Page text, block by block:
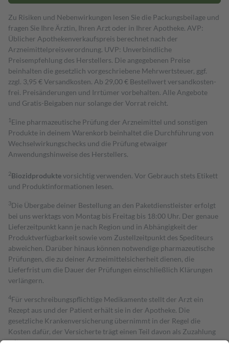
Zu Risiken und Nebenwirkungen lesen Sie die Packungsbeilage und
fragen Sie Ihre Ärztin, Ihren Arzt oder in Ihrer Apotheke. AVP:
Üblicher Apothekenverkaufspreis berechnet nach der
Arzneimittelpreisverordnung. UVP: Unverbindliche
Preisempfehlung des Herstellers. Die angegebenen Preise
beinhalten die gesetzlich vorgeschriebene Mehrwertsteuer, ggf.
zzgl. 3,95 € Versandkosten. Ab 29,00 € Bestell­wert versand­kosten­
frei. Preisänderungen und Irrtümer vorbehalten. Alle Angebote
und Gratis-Beigaben nur solange der Vorrat reicht.
1 Eine pharmazeutische Prüfung der Arzneimittel und sonstigen
Produkte in deinem Warenkorb beinhaltet die Durchführung von
Wechselwirkungschecks und die Prüfung etwaiger
Anwendungshinweise des Herstellers.
2Biozidproduktevorsichtig verwenden. Vor Gebrauch stets Etikett
und Produktinformationen lesen.
3Die Übergabe deiner Bestellung an den Paketdienstleister erfolgt
bei uns werktags von Montag bis Freitag bis 18:00 Uhr. Der genaue
Lieferzeitpunkt kann je nach Region und in Abhängigkeit der
Produktverfügbarkeit sowie vom Zustellzeitpunkt des Spediteurs
abweichen. Darüber hinaus können notwendige pharmazeutische
Prüfungen, die zu deiner Arzneimittelsicherheit dienen, die
Lieferfrist um die Dauer der Prüfungen einschließlich Klärungen
verlängern.
4Für verschreibungspflichtige Medikamente stellt der Arzt ein
Rezept aus und der Patient erhält sie in der Apotheke. Die
gesetzliche Krankenversicherung übernimmt in der Regel die
Kosten dafür, der Versicherte trägt einen Teil davon als Zuzahlung
mit.